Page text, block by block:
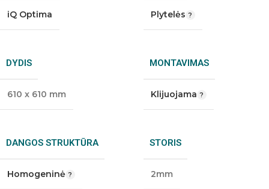
iQ Optima Plytelės
DYDIS
610 x 610 mm
MONTAVIMAS
Klijuojama
DANGOS STRUKTŪRA
Homogeninė
STORIS
2mm